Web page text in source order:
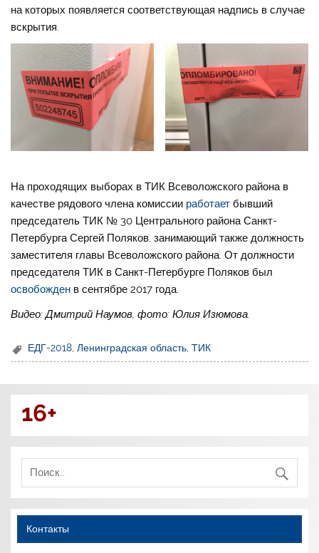
на которых появляется соответствующая надпись в случае
вскрытия.
На проходящих выборах в ТИК Всеволожского района в
качестве рядового члена комиссии работает бывший
председатель ТИК № 30 Центрального района Санкт-
Петербурга Сергей Поляков, занимающий также должность
заместителя главы Всеволожского района. От должности
председателя ТИК в Санкт-Петербурге Поляков был
освобожден в сентябре 2017 года.
Видео: Дмитрий Наумов, фото: Юлия Изюмова.
ЕДГ-2018,Ленинградская область,ТИК
16+
Контакты